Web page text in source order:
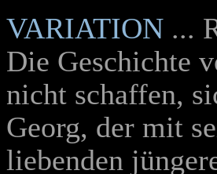
VARIATION ...
Die Geschichte
nicht schaffen,
Georg, der mit
liebenden